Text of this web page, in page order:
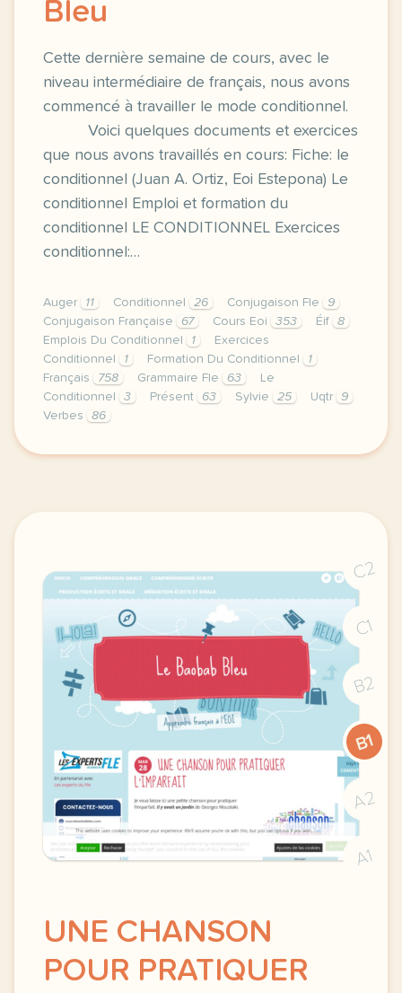
Bleu
Cette dernière semaine de cours, avec le
niveau intermédiaire de français, nous avons
commencé à travailler le mode conditionnel.
Voici quelques documents et exercices
que nous avons travaillés en cours: Fiche: le
conditionnel (Juan A. Ortiz, Eoi Estepona) Le
conditionnel Emploi et formation du
conditionnel LE CONDITIONNEL Exercices
conditionnel:…
Auger 11 Conditionnel 26 Conjugaison Fle
9
Conjugaison Française
67 Cours Eoi 353 Éif
8
Emplois Du Conditionnel
1
Exercices
Conditionnel
1 Formation Du Conditionnel
1
Français
758 Grammaire Fle 63
Le
Conditionnel
3 Présent 63 Sylvie 25 Uqtr
9
Verbes
86
image pixabay comcette derniere semaine de
C2
C1
B2
B1
A2
A1
UNE CHANSON
POUR PRATIQUER